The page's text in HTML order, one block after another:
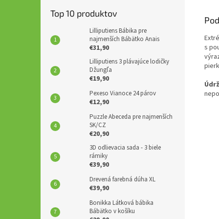
Top 10 produktov
Lilliputiens Bábika pre
najmenších Bábätko Anais
€31,90
Lilliputiens 3 plávajúce lodičky
Džungľa
€19,90
Pexeso Vianoce 24 párov
€12,90
Puzzle Abeceda pre najmenších
SK/CZ
€20,90
3D odlievacia sada - 3 biele
rámiky
€39,90
Drevená farebná dúha XL
€39,90
Bonikka Látková bábika
Bábätko v košíku
s